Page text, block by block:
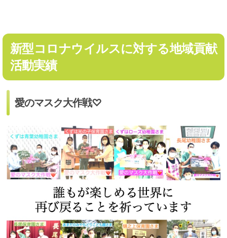
新型コロナウイルスに対する地域貢献
活動実績
愛のマスク大作戦♡